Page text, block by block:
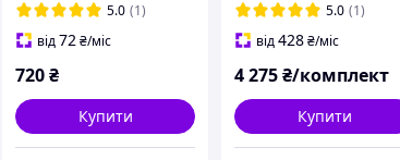
5.0 (1)
від72₴/міс
720₴
Купити
5.0 (1)
від428₴/міс
4 275₴/комплект
Купити